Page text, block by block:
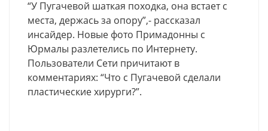
“У Пугачевой шаткая походка, она встает с
места, держась за опору”,- рассказал
инсайдер. Новые фото Примадонны с
Юрмалы разлетелись по Интернету.
Пользователи Сети причитают в
комментариях: “Что с Пугачевой сделали
пластические хирурги?”.